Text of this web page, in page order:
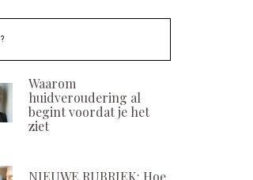
Waarom
huidveroudering al
begint voordat je het
ziet
NIEUWE RUBRIEK: Hoe